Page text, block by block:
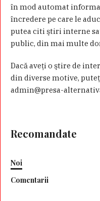
în mod automat
încredere pe care le
putea citi ştiri interne
public, din mai multe
Dacă aveţi o ştire de
din diverse motive,
admin@presa-
Recomandate
Noi
Comentarii